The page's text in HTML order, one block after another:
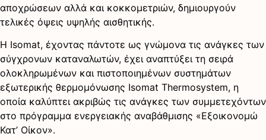
αποχρώσεων αλλά και κοκκομετριών, δημιουργούν
τελικές όψεις υψηλής αισθητικής.
Η Isomat, έχοντας πάντοτε ως γνώμονα τις ανάγκες των
σύγχρονων καταναλωτών, έχει αναπτύξει τη σειρά
ολοκληρωμένων και πιστοποιημένων συστημάτων
εξωτερικής θερμομόνωσης Isomat Thermosystem, η
οποία καλύπτει ακριβώς τις ανάγκες των συμμετεχόντων
στο πρόγραμμα ενεργειακής αναβάθμισης «Εξοικονομώ
Κατ’ Οίκον».